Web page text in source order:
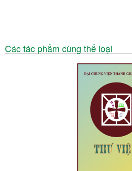
Các tác phẩm cùng thể loại